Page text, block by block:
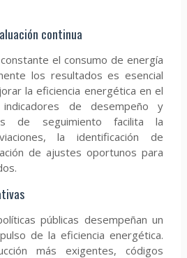
continua
el consumo de energía
los resultados es esencial
la eficiencia energética en el
de desempeño y
de seguimiento facilita la
la identificación de
de ajustes oportunos para
públicas desempeñan un
de la eficiencia energética.
más exigentes, códigos